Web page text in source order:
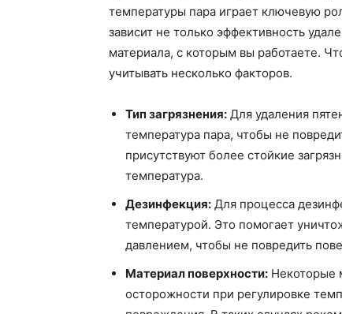
температуры пара играет ключевую
зависит не только эффективность
материала, с которым вы работаете.
учитывать несколько факторов.
Тип загрязнения: Для удаления
температура пара, чтобы не
присутствуют более стойкие
температура.
Дезинфекция: Для процесса
температурой. Это помогает
давлением, чтобы не повредить
Материал поверхности: Некоторые
осторожности при регулировке